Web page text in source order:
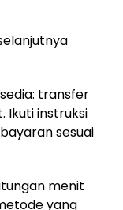
transfer
Ikuti instruksi
sesuai
menit
yang